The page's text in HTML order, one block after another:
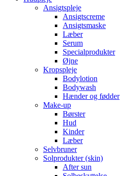
Ansigtspleje
Ansigtscreme
Ansigtsmaske
Læber
Serum
Specialprodukter
Øjne
Kropspleje
Bodylotion
Bodywash
Hænder og fødder
Make-up
Børster
Hud
Kinder
Læber
Selvbruner
Solprodukter (skin)
After sun